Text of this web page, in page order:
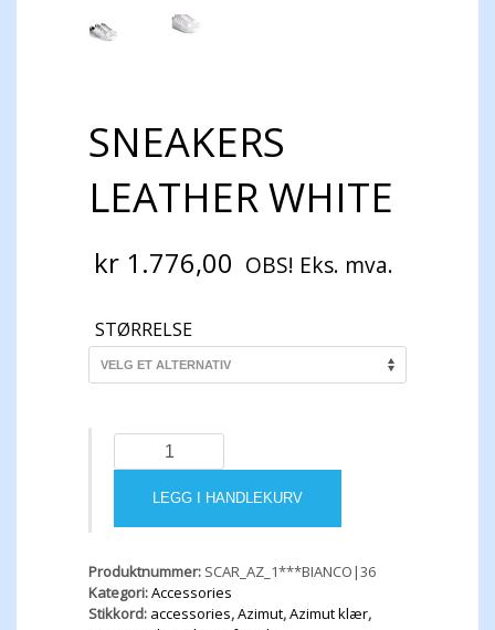
SNEAKERS
LEATHER WHITE
kr 1.776,00 OBS! Eks. mva.
STØRRELSE
SNEAKERS
LEATHER
LEGG I HANDLEKURV
Produktnummer: SCAR_AZ_1***BIANCO|36
Kategori:Accessories
Stikkord: accessories,Azimut,Azimut klær,